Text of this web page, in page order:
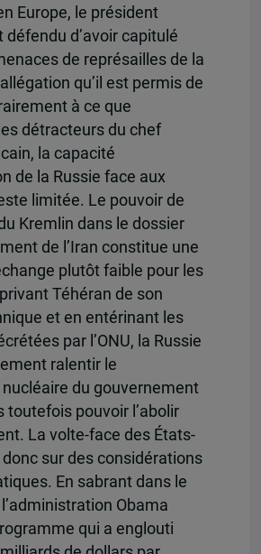
Europe, le président
défendu d’avoir capitulé
de représailles de la
qu’il est permis de
à ce que
détracteurs du chef
la capacité
de la Russie face aux
limitée. Le pouvoir de
Kremlin dans le dossier
de l’Iran constitue une
plutôt faible pour les
Téhéran de son
et en entérinant les
par l’ONU, la Russie
ralentir le
du gouvernement
toutefois pouvoir l’abolir
La volte-face des États-
sur des considérations
En sabrant dans le
Obama
qui a englouti